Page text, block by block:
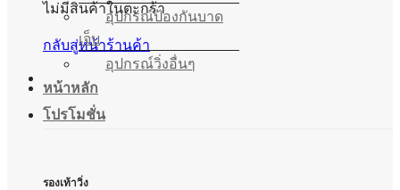
ไม่มีสินค้าในตะกร้า
กลับสู่หน้าร้านค้า
อุปกรณ์ป้องกันบาด
เจ็บ
อุปกรณ์วิ่งอื่นๆ
หน้าหลัก
โปรโมชั่น
รองเท้าวิ่ง